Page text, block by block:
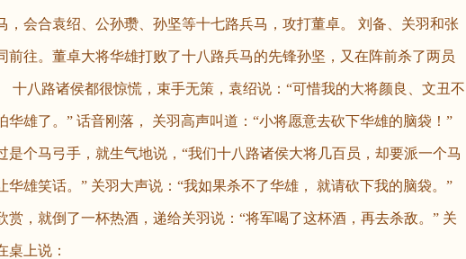
会合袁绍、公孙瓒、孙坚等十七路兵马，攻打董卓。 刘备、关羽和张
前往。董卓大将华雄打败了十八路兵马的先锋孙坚，又在阵前杀了两员
十八路诸侯都很惊慌，束手无策，袁绍说：“可惜我的大将颜良、文丑不
华雄了。” 话音刚落， 关羽高声叫道：“小将愿意去砍下华雄的脑袋！”
是个马弓手，就生气地说，“我们十八路诸侯大将几百员，却要派一个马
华雄笑话。” 关羽大声说：“我如果杀不了华雄， 就请砍下我的脑袋。”
赏，就倒了一杯热酒，递给关羽说：“将军喝了这杯酒，再去杀敌。” 关
桌上说：